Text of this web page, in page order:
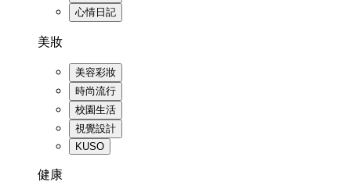
心情日記
美妝
美容彩妝
時尚流行
校園生活
視覺設計
KUSO
健康